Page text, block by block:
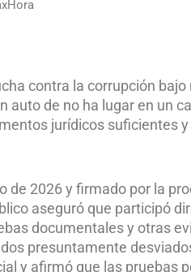
contra la corrupción
auto de no ha lugar en un
jurídicos suficientes
2026 y firmado por la
aseguró que participó
documentales y otras
presuntamente
y afirmó que las pruebas